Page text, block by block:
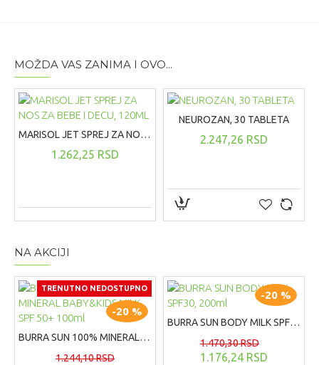
MOŽDA VAS ZANIMA I OVO...
MARISOL JET SPREJ ZA NOS ZA BEBE I DECU, 120ML
1.262,25 RSD
NEUROZAN, 30 TABLETA
2.247,26 RSD
NA AKCIJI
TRENUTNO NEDOSTUPNO
-20 %
BURRA SUN 100% MINERAL BABY&KIDS MILK SPF 50+ 100ml
1.244,10 RSD
-20 %
BURRA SUN BODY MILK SPF30, 200ml
1.176,24 RSD
1.470,30 RSD